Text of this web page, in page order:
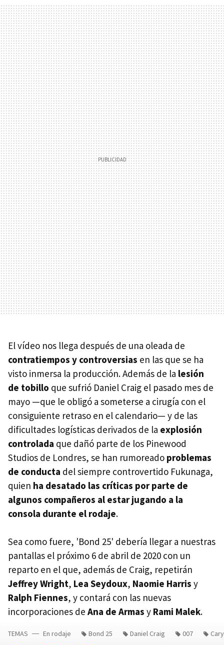
El vídeo nos llega después de una oleada de
contratiempos y controversias en las que se ha
visto inmersa la producción. Además de la lesión
de tobillo que sufrió Daniel Craig el pasado mes de
mayo —que le obligó a someterse a cirugía con el
consiguiente retraso en el calendario— y de las
dificultades logísticas derivados de la explosión
controlada que dañó parte de los Pinewood
Studios de Londres, se han rumoreado problemas
de conducta del siempre controvertido Fukunaga,
quien ha desatado las críticas por parte de
algunos compañeros al estar jugando a la
consola durante el rodaje.
Sea como fuere, 'Bond 25' debería llegar a nuestras
pantallas el próximo 6 de abril de 2020 con un
reparto en el que, además de Craig, repetirán
Jeffrey Wright, Lea Seydoux, Naomie Harris y
Ralph Fiennes, y contará con las nuevas
incorporaciones de Ana de Armas y Rami Malek.
TEMAS En rodaje Bond 25 Daniel Craig 007